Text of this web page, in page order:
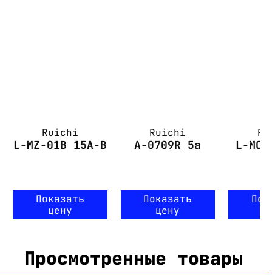
Ruichi
L-MZ-01B 15A-B
Показать
цену
Ruichi
A-0709R 5a
Показать
цену
L-
Просмотренные товары